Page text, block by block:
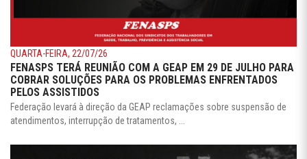
QUARTA-FEIRA, 22/07/26
FENASPS TERÁ REUNIÃO COM A GEAP EM 29 DE JULHO PARA
COBRAR SOLUÇÕES PARA OS PROBLEMAS ENFRENTADOS
PELOS ASSISTIDOS
Federação levará à direção da GEAP reclamações sobre suspensão de
atendimentos, interrupção de tratamentos, ...